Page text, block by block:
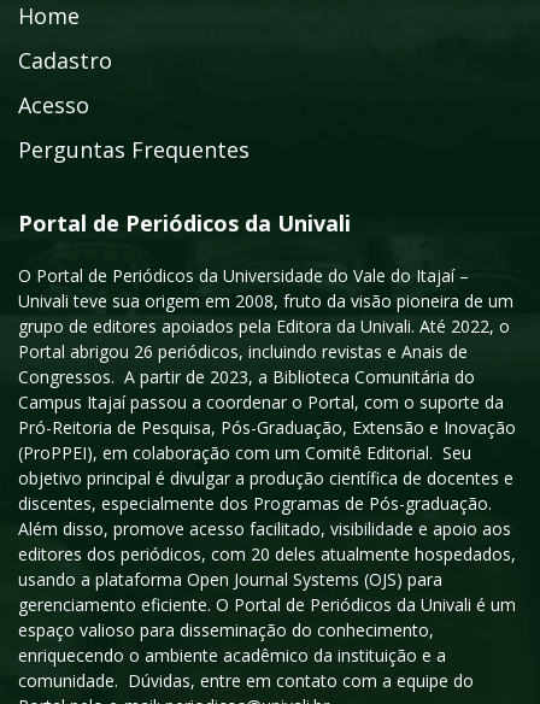
Home
Cadastro
Acesso
Perguntas Frequentes
Portal de Periódicos da Univali
O Portal de Periódicos da Universidade do Vale do Itajaí –
Univali teve sua origem em 2008, fruto da visão pioneira de um
grupo de editores apoiados pela Editora da Univali. Até 2022, o
Portal abrigou 26 periódicos, incluindo revistas e Anais de
Congressos. A partir de 2023, a Biblioteca Comunitária do
Campus Itajaí passou a coordenar o Portal, com o suporte da
Pró-Reitoria de Pesquisa, Pós-Graduação, Extensão e Inovação
(ProPPEI), em colaboração com um Comitê Editorial. Seu
objetivo principal é divulgar a produção científica de docentes e
discentes, especialmente dos Programas de Pós-graduação.
Além disso, promove acesso facilitado, visibilidade e apoio aos
editores dos periódicos, com 20 deles atualmente hospedados,
usando a plataforma Open Journal Systems (OJS) para
gerenciamento eficiente. O Portal de Periódicos da Univali é um
espaço valioso para disseminação do conhecimento,
enriquecendo o ambiente acadêmico da instituição e a
comunidade. Dúvidas, entre em contato com a equipe do